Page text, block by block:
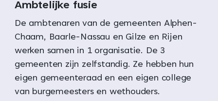
Ambtelijke fusie
De ambtenaren van de gemeenten Alphen-
Chaam, Baarle-Nassau en Gilze en Rijen
werken samen in 1 organisatie. De 3
gemeenten zijn zelfstandig. Ze hebben hun
eigen gemeenteraad en een eigen college
van burgemeesters en wethouders.